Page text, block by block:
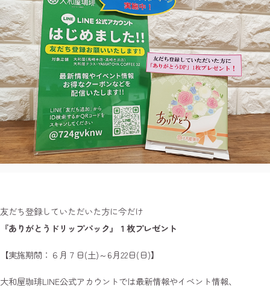
友だち登録していただいた方に今だけ
『ありがとうドリップパック』１枚プレゼント
【実施期間：６月７日(土)～6月22日(日)】
大和屋珈琲LINE公式アカウントでは最新情報やイベント情報、